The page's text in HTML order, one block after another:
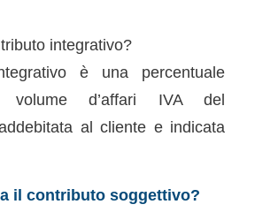
integrativo?
è una percentuale
volume d’affari IVA del
al cliente e indicata
il contributo soggettivo?